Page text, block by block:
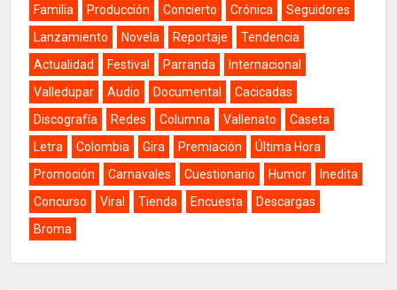
Familia
Producción Concierto Crónica
Seguidores
Lanzamiento
Novela Reportaje
Tendencia
Actualidad
Festival Parranda
Internacional
Valledupar
Audio Documental
Cacicadas
Discografía
Redes Columna Vallenato
Caseta
Letra
Colombia Gira Premiación
Última Hora
Promoción
Carnavales Cuestionario Humor
Inedita
Concurso
Viral Tienda Encuesta
Descargas
Broma